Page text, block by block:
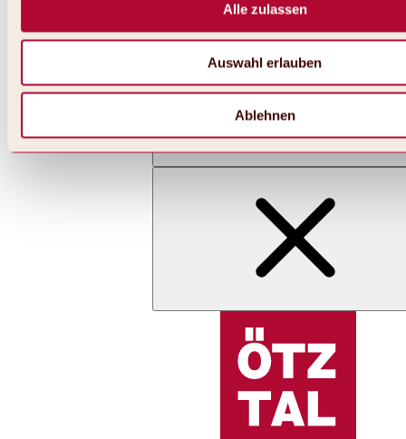
Alle zulassen
Auswahl erlauben
Ablehnen
Skigebiet Hochoetz